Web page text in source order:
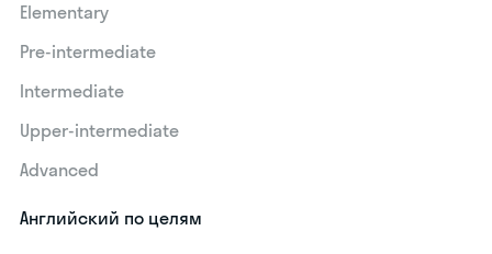
Elementary
Pre-intermediate
Intermediate
Upper-intermediate
Advanced
Английский по целям